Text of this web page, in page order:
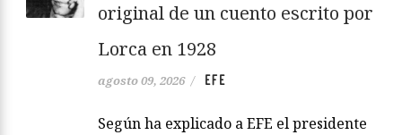
original de un cuento escrito por
Lorca en 1928
agosto 09, 2026 / EFE
Según ha explicado a EFE el presidente